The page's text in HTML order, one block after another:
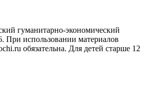
гуманитарно-экономический
При использовании материалов
обязательна. Для детей старше 12